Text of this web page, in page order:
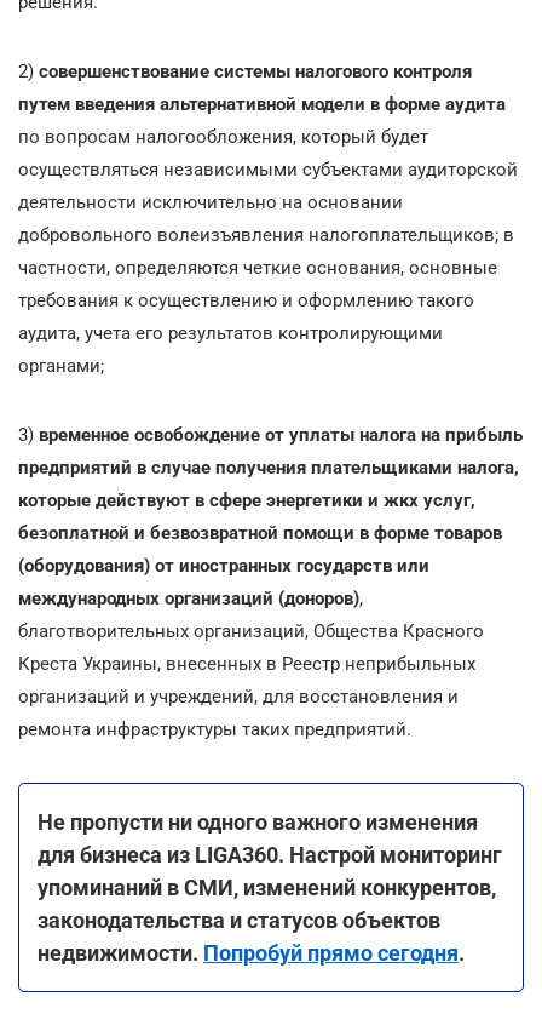
2) совершенствование системы налогового контроля
путем введения альтернативной модели в форме аудита
по вопросам налогообложения, который будет
осуществляться независимыми субъектами аудиторской
деятельности исключительно на основании
добровольного волеизъявления налогоплательщиков; в
частности, определяются четкие основания, основные
требования к осуществлению и оформлению такого
аудита, учета его результатов контролирующими
органами;
3) временное освобождение от уплаты налога на прибыль
предприятий в случае получения плательщиками налога,
которые действуют в сфере энергетики и жкх услуг,
безоплатной и безвозвратной помощи в форме товаров
(оборудования) от иностранных государств или
международных организаций (доноров),
благотворительных организаций, Общества Красного
Креста Украины, внесенных в Реестр неприбыльных
организаций и учреждений, для восстановления и
ремонта инфраструктуры таких предприятий.
Не пропусти ни одного важного изменения
для бизнеса из LIGA360. Настрой мониторинг
упоминаний в СМИ, изменений конкурентов,
законодательства и статусов объектов
недвижимости. Попробуй прямо сегодня.